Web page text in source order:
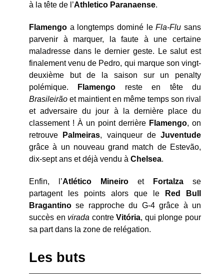
à la tête de l’Athletico Paranaense.
Flamengo a longtemps dominé leFla-Flusans
parvenir à marquer, la faute à une certaine
maladresse dans le dernier geste. Le salut est
finalement venu de Pedro, qui marque son vingt-
deuxième but de la saison sur un penalty
polémique.
Flamengo reste en tête du
Brasileirão et maintient en même temps son rival
et adversaire du jour à la dernière place du
classement ! À un point derrière Flamengo, on
retrouve
Palmeiras, vainqueur de Juventude
grâce à un nouveau grand match de Estevão,
dix-sept ans et déjà vendu à Chelsea.
Enfin, l’Atlético Mineiro et Fortalza se
partagent les points alors que le
Red Bull
Bragantino se rapproche du G-4 grâce à un
succès en virada contreVitória, qui plonge pour
sa part dans la zone de relégation.
Les buts